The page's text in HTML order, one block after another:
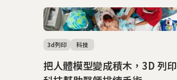
把人體模型變成積木，3D 列印
3d列印 科技